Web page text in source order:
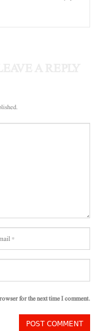
for the next time I comment.